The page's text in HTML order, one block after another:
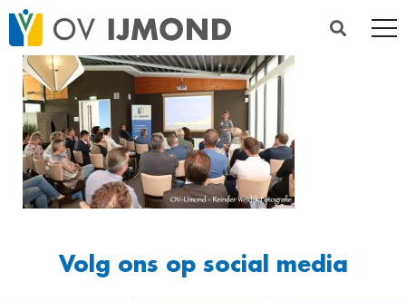
Volg ons op social media